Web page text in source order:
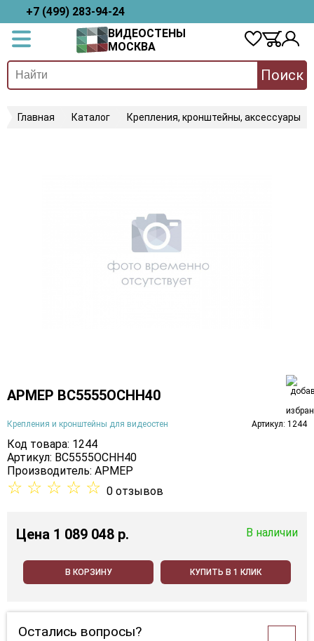
+7 (499) 283-94-24
ВИДЕОСТЕНЫ
МОСКВА
Поиск
Главная Каталог Крепления, кронштейны, аксессуары
АРМЕР ВС5555ОСНН40
Крепления и кронштейны для видеостен Артикул: 1244
Код товара: 1244
Артикул: ВС5555ОСНН40
Производитель: АРМЕР
☆ ☆ ☆ ☆ ☆ 0 отзывов
Цена 1 089 048 p. В наличии
В КОРЗИНУ КУПИТЬ В 1 КЛИК
Остались вопросы?